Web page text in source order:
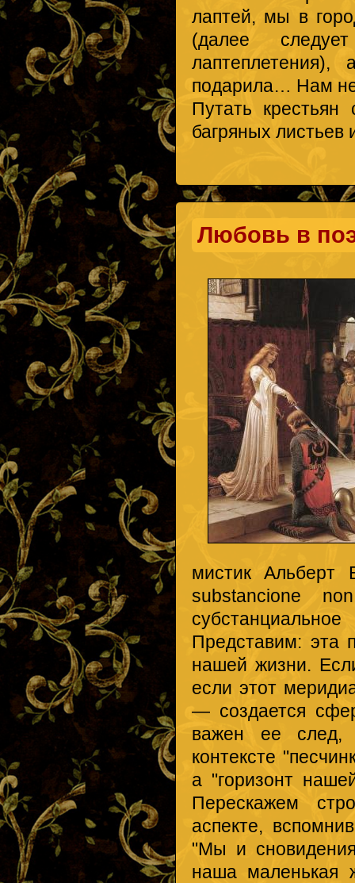
лаптей, мы в
(далее
подарила… Нам
Путать
багряных листьев
Любовь в
мистик Альберт
substancione
Представим: эта
нашей жизни.
если этот
— создается
важен ее след,
контексте
а "горизонт
Перескажем
аспекте,
"Мы и
наша маленькая